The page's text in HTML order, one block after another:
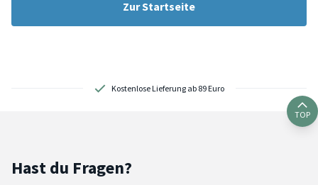
Zur Startseite
Kostenlose Lieferung ab 89 Euro
TOP
Hast du Fragen?